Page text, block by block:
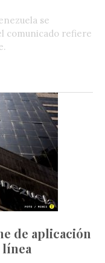
se
comunicado refiere
de aplicación